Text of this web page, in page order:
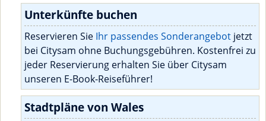
Unterkünfte buchen
Reservieren Sie Ihr passendes Sonderangebot jetzt
bei Citysam ohne Buchungsgebühren. Kostenfrei zu
jeder Reservierung erhalten Sie über Citysam
unseren E-Book-Reiseführer!
Stadtpläne von Wales